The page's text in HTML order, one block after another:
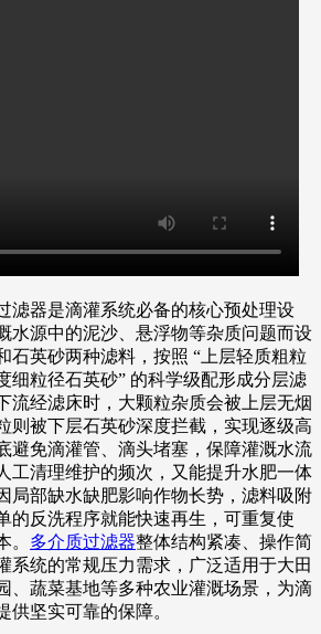
滤器是滴灌系统必备的核心预处理设
水源中的泥沙、悬浮物等杂质问题而设
石英砂两种滤料，按照 “上层轻质粗粒
细粒径石英砂” 的科学级配形成分层滤
流经滤床时，大颗粒杂质会被上层无烟
则被下层石英砂深度拦截，实现逐级高
避免滴灌管、滴头堵塞，保障灌溉水流
工清理维护的频次，又能提升水肥一体
局部缺水缺肥影响作物长势，滤料吸附
的反洗程序就能快速再生，可重复使
。 多介质过滤器整体结构紧凑、操作简
系统的常规压力需求，广泛适用于大田
、蔬菜基地等多种农业灌溉场景，为滴
供坚实可靠的保障。